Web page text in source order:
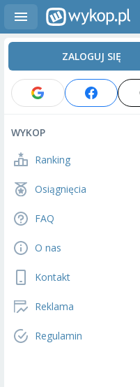
ZALOGUJ SIĘ
WYKOP
Ranking
Osiągnięcia
FAQ
O nas
Kontakt
Reklama
Regulamin